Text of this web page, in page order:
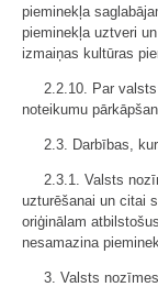
pieminekļa
pieminekļa uztveri
izmaiņas kultūras
2.2.10. Par
noteikumu
2.3. Darbības,
2.3.1. Valsts
uzturēšanai un citai
oriģinālam
nesamazina
3. Valsts